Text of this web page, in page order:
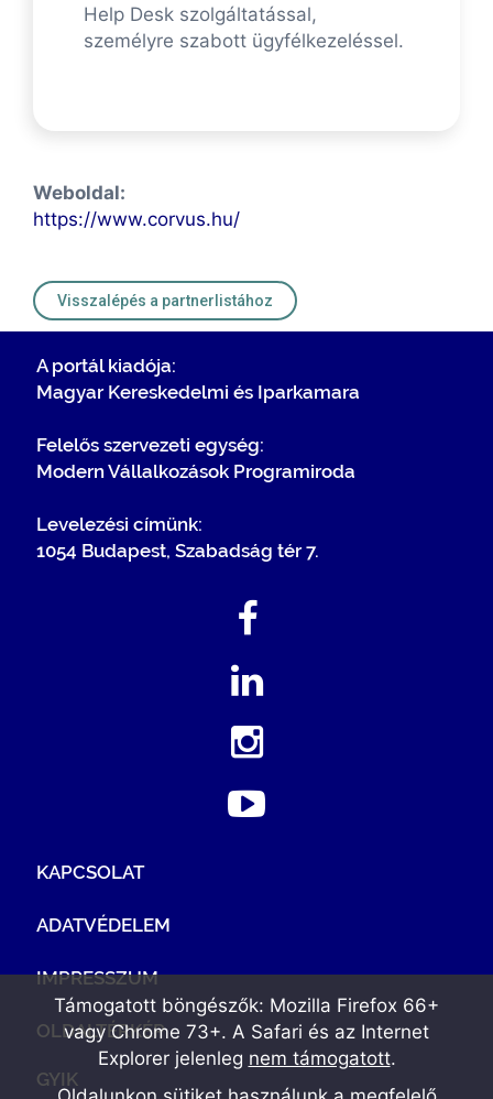
Help Desk szolgáltatással,
személyre szabott ügyfélkezeléssel.
Weboldal:
https://www.corvus.hu/
Visszalépés a partnerlistához
A portál kiadója:
Magyar Kereskedelmi és Iparkamara
Felelős szervezeti egység:
Modern Vállalkozások Programiroda
Levelezési címünk:
1054 Budapest, Szabadság tér 7.
KAPCSOLAT
ADATVÉDELEM
IMPRESSZUM
OLDALTÉRKÉP
GYIK
Támogatott böngészők: Mozilla Firefox 66+
vagy Chrome 73+. A Safari és az Internet
Explorer jelenleg nem támogatott.